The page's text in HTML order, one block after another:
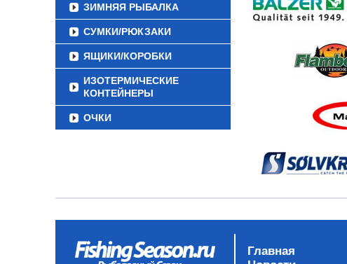
ЗИМНЯЯ РЫБАЛКА
СУМКИ/РЮКЗАКИ
ЯЩИКИ/КОРОБКИ
ИЗОТЕРМИЧЕСКИЕ
КОНТЕЙНЕРЫ
ОЧКИ
Главная